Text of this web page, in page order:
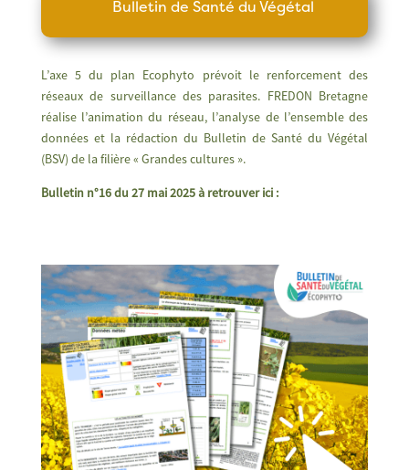
Bulletin de Santé du Végétal
L’axe 5 du plan Ecophyto prévoit le renforcement des
réseaux de surveillance des parasites. FREDON Bretagne
réalise l’animation du réseau, l’analyse de l’ensemble des
données et la rédaction du Bulletin de Santé du Végétal
(BSV) de la filière « Grandes cultures ».
Bulletin n°16 du 27 mai 2025 à retrouver ici :